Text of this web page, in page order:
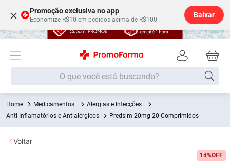
× Promoção exclusiva no app
Economize R$10 em pedidos acima de R$100
Baixar
O que você está buscando?
Medicamentos
Alergias e Infecções
Anti-Inflamatórios e Antialérgicos
Predsim 20mg 20 Comprimidos
14%OFF
Voltar
Termos mais buscados
1º Fralda
2